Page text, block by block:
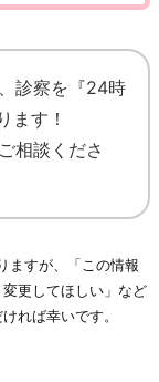
診察を『24時
ます！
相談くださ
ますが、「この情報
更してほしい」など
れば幸いです。